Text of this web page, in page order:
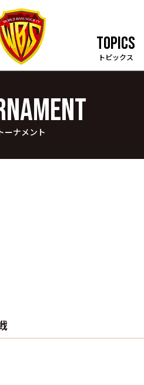
TOPICS
トピックス
ーナメント